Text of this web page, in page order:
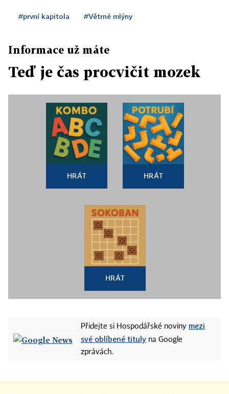
#první kapitola #Větrné mlýny
Informace už máte
Teď je čas procvičit mozek
HRÁT HRÁT
HRÁT
Přidejte si Hospodářské noviny mezi
své oblíbené tituly na Google
zprávách.